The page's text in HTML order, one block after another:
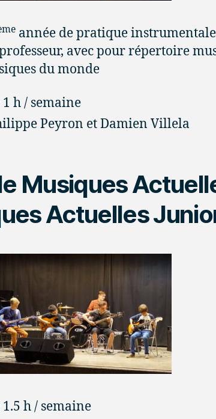
année de pratique
avec pour répertoire
du monde
1 h / semaine
Peyron et Damien Villela
Musiques
Actuelles
1.5 h / semaine